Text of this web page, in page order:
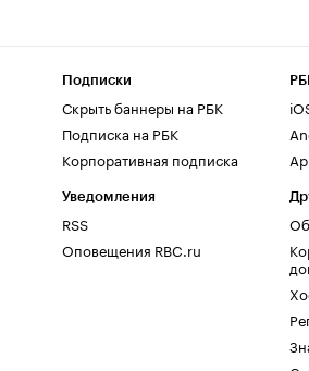
Подписки
Скрыть баннеры на РБК
Подписка на РБК
Корпоративная подписка
Уведомления
RSS
Оповещения RBC.ru